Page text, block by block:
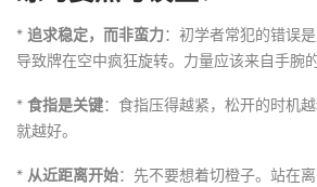
* 追求稳定，而非蛮力：初学者常犯的错误
导致牌在空中疯狂旋转。力量应该来自手腕
* 食指是关键：食指压得越紧，松开的时机
就越好。
* 从近距离开始：先不要想着切橙子。站在